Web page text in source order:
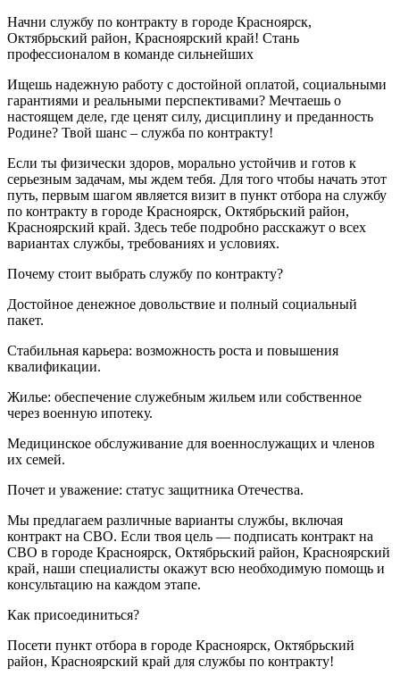
Начни службу по контракту в городе Красноярск,
Октябрьский район, Красноярский край! Стань
профессионалом в команде сильнейших
Ищешь надежную работу с достойной оплатой, социальными
гарантиями и реальными перспективами? Мечтаешь о
настоящем деле, где ценят силу, дисциплину и преданность
Родине? Твой шанс – служба по контракту!
Если ты физически здоров, морально устойчив и готов к
серьезным задачам, мы ждем тебя. Для того чтобы начать этот
путь, первым шагом является визит в пункт отбора на службу
по контракту в городе Красноярск, Октябрьский район,
Красноярский край. Здесь тебе подробно расскажут о всех
вариантах службы, требованиях и условиях.
Почему стоит выбрать службу по контракту?
Достойное денежное довольствие и полный социальный
пакет.
Стабильная карьера: возможность роста и повышения
квалификации.
Жилье: обеспечение служебным жильем или собственное
через военную ипотеку.
Медицинское обслуживание для военнослужащих и членов
их семей.
Почет и уважение: статус защитника Отечества.
Мы предлагаем различные варианты службы, включая
контракт на СВО. Если твоя цель — подписать контракт на
СВО в городе Красноярск, Октябрьский район, Красноярский
край, наши специалисты окажут всю необходимую помощь и
консультацию на каждом этапе.
Как присоединиться?
Посети пункт отбора в городе Красноярск, Октябрьский
район, Красноярский край для службы по контракту!